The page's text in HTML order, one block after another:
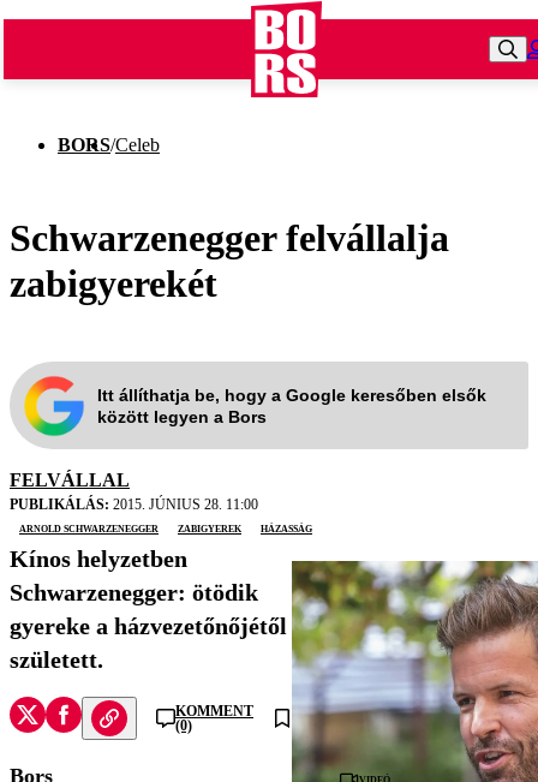
BORS/Celeb
Schwarzenegger felvállalja
zabigyerekét
Itt állíthatja be, hogy a Google keresőben elsők
között legyen a Bors
FELVÁLLAL
PUBLIKÁLÁS: 2015. JÚNIUS 28. 11:00
Arnold Schwarzenegger
zabigyerek házasság
Kínos helyzetben
Schwarzenegger: ötödik
gyereke a házvezetőnőjétől
született.
KOMMENT
(0)
Bors Videó